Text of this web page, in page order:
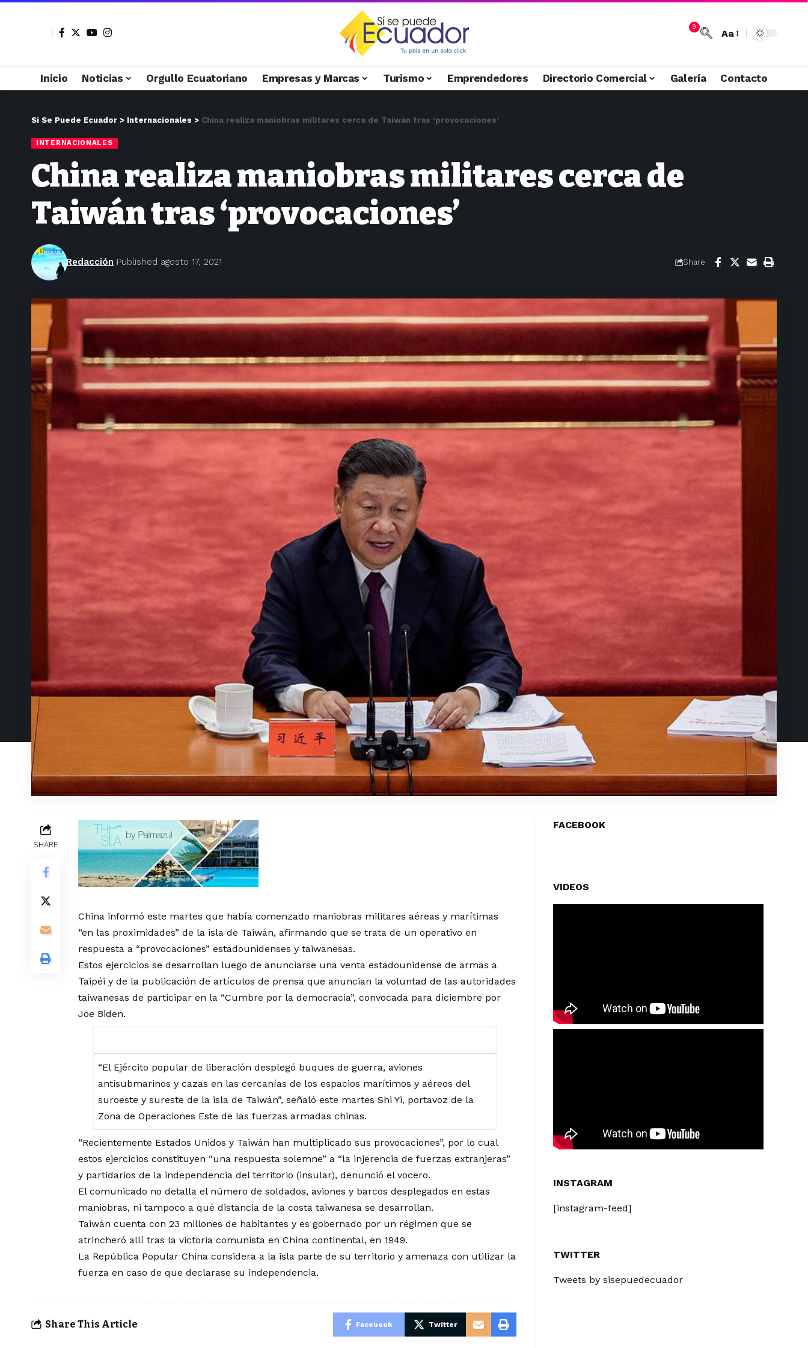
9
Aa
Inicio Noticias Orgullo Ecuatoriano Empresas y Marcas Turismo Emprendedores Directorio Comercial Galería Contacto
Si Se Puede Ecuador > Internacionales > China realiza maniobras militares cerca de Taiwán tras ‘provocaciones’
INTERNACIONALES
China realiza maniobras militares cerca de
Taiwán tras ‘provocaciones’
Redacción Published agosto 17, 2021 Share
SHARE
China informó este martes que había comenzado maniobras militares aéreas y marítimas
“en las proximidades” de la isla de Taiwán, afirmando que se trata de un operativo en
respuesta a “provocaciones” estadounidenses y taiwanesas.
Estos ejercicios se desarrollan luego de anunciarse una venta estadounidense de armas a
Taipéi y de la publicación de artículos de prensa que anuncian la voluntad de las autoridades
taiwanesas de participar en la “Cumbre por la democracia”, convocada para diciembre por
Joe Biden.
“El Ejército popular de liberación desplegó buques de guerra, aviones
antisubmarinos y cazas en las cercanías de los espacios marítimos y aéreos del
suroeste y sureste de la isla de Taiwán”, señaló este martes Shi Yi, portavoz de la
Zona de Operaciones Este de las fuerzas armadas chinas.
“Recientemente Estados Unidos y Taiwán han multiplicado sus provocaciones”, por lo cual
estos ejercicios constituyen “una respuesta solemne” a “la injerencia de fuerzas extranjeras”
y partidarios de la independencia del territorio (insular), denunció el vocero.
El comunicado no detalla el número de soldados, aviones y barcos desplegados en estas
maniobras, ni tampoco a qué distancia de la costa taiwanesa se desarrollan.
Taiwán cuenta con 23 millones de habitantes y es gobernado por un régimen que se
atrincheró allí tras la victoria comunista en China continental, en 1949.
La República Popular China considera a la isla parte de su territorio y amenaza con utilizar la
fuerza en caso de que declarase su independencia.
Share This Article Facebook Twitter
FACEBOOK
VIDEOS
INSTAGRAM
[instagram-feed]
TWITTER
Tweets by sisepuedecuador